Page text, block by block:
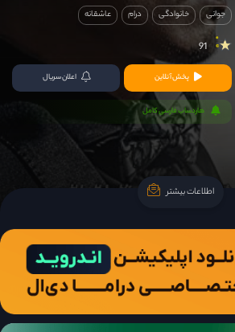
جوانی خانوادگی درام عاشقانه
91
پخش آنلاین اعلان سریال
هاردساب فارسی کامل
اطلاعات بیشتر